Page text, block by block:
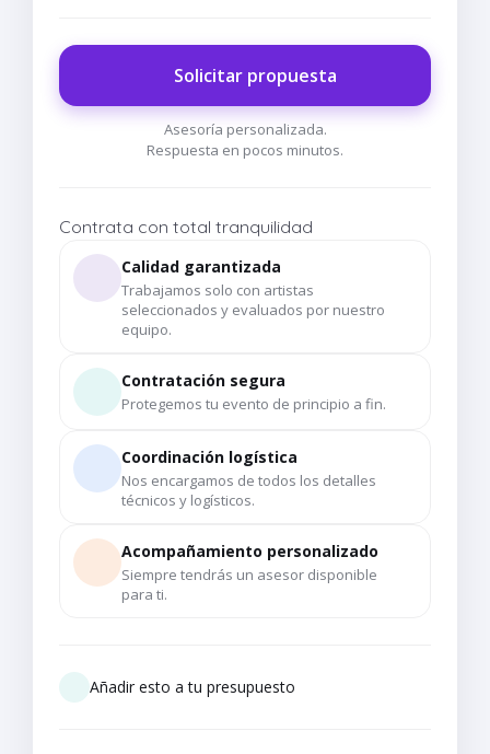
Solicitar propuesta
Asesoría personalizada.
Respuesta en pocos minutos.
Contrata con total tranquilidad
Calidad garantizada
Trabajamos solo con artistas
seleccionados y evaluados por nuestro
equipo.
Contratación segura
Protegemos tu evento de principio a fin.
Coordinación logística
Nos encargamos de todos los detalles
técnicos y logísticos.
Acompañamiento personalizado
Siempre tendrás un asesor disponible
para ti.
Añadir esto a tu presupuesto